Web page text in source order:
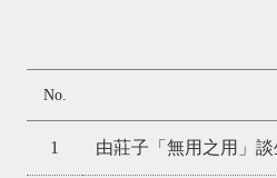
No.
1 由莊子「無用之用」